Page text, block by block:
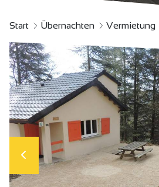
Start Übernachten Vermietung